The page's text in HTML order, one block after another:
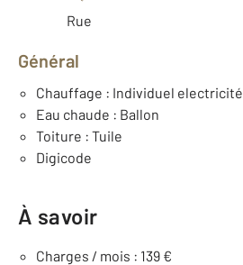
Rue
Général
Chauffage : Individuel electricité
Eau chaude : Ballon
Toiture : Tuile
Digicode
À savoir
Charges / mois : 139 €